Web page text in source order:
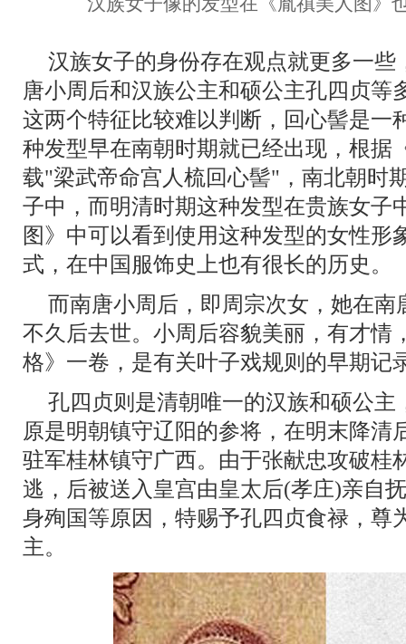
汉族女子的身份存在观点就更多一
唐小周后和汉族公主和硕公主孔四贞等
这两个特征比较难以判断，回心髻是一
种发型早在南朝时期就已经出现，根据
载"梁武帝命宫人梳回心髻"，南北朝时
子中，而明清时期这种发型在贵族女子
图》中可以看到使用这种发型的女性形
式，在中国服饰史上也有很长的历史。
而南唐小周后，即周宗次女，她在
不久后去世。小周后容貌美丽，有才情
格》一卷，是有关叶子戏规则的早期记
孔四贞则是清朝唯一的汉族和硕公
原是明朝镇守辽阳的参将，在明末降清
驻军桂林镇守广西。由于张献忠攻破桂
逃，后被送入皇宫由皇太后(孝庄)亲自
身殉国等原因，特赐予孔四贞食禄，尊
主。